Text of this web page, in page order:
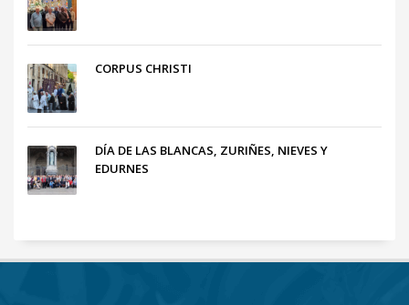
CORPUS CHRISTI
DÍA DE LAS BLANCAS, ZURIÑES, NIEVES Y
EDURNES